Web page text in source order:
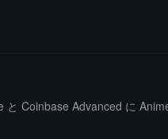
Coinbase Advanced に